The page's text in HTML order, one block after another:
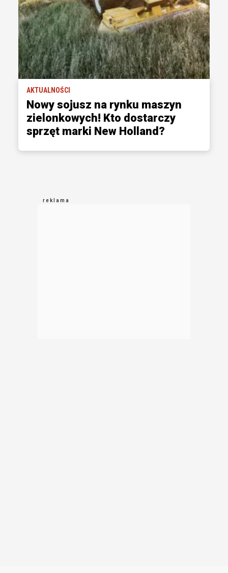
AKTUALNOŚCI
Nowy sojusz na rynku maszyn
zielonkowych! Kto dostarczy
sprzęt marki New Holland?